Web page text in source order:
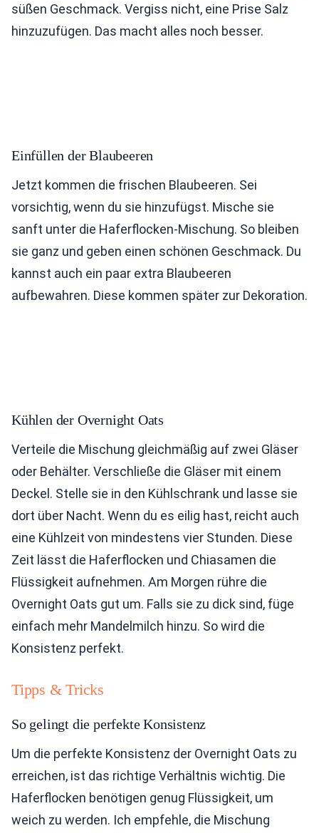
süßen Geschmack. Vergiss nicht, eine Prise Salz
hinzuzufügen. Das macht alles noch besser.
Einfüllen der Blaubeeren
Jetzt kommen die frischen Blaubeeren. Sei
vorsichtig, wenn du sie hinzufügst. Mische sie
sanft unter die Haferflocken-Mischung. So bleiben
sie ganz und geben einen schönen Geschmack. Du
kannst auch ein paar extra Blaubeeren
aufbewahren. Diese kommen später zur Dekoration.
Kühlen der Overnight Oats
Verteile die Mischung gleichmäßig auf zwei Gläser
oder Behälter. Verschließe die Gläser mit einem
Deckel. Stelle sie in den Kühlschrank und lasse sie
dort über Nacht. Wenn du es eilig hast, reicht auch
eine Kühlzeit von mindestens vier Stunden. Diese
Zeit lässt die Haferflocken und Chiasamen die
Flüssigkeit aufnehmen. Am Morgen rühre die
Overnight Oats gut um. Falls sie zu dick sind, füge
einfach mehr Mandelmilch hinzu. So wird die
Konsistenz perfekt.
Tipps & Tricks
So gelingt die perfekte Konsistenz
Um die perfekte Konsistenz der Overnight Oats zu
erreichen, ist das richtige Verhältnis wichtig. Die
Haferflocken benötigen genug Flüssigkeit, um
weich zu werden. Ich empfehle, die Mischung